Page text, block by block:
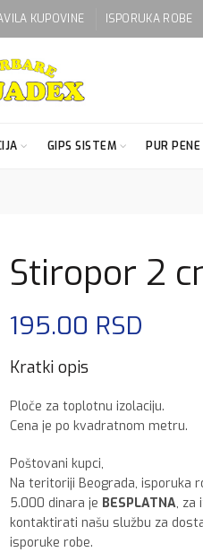
KUPOVINE ISPORUKA ROBE
GIPS SISTEM PUR PENE
Stiropor 2
195.00 RSD
Kratki opis
Ploče za toplotnu izolaciju.
Cena je po kvadratnom metru.
Poštovani kupci,
Na teritoriji Beograda, isporuka
5.000 dinara je BESPLATNA, za
kontaktirati našu službu za
isporuke robe.